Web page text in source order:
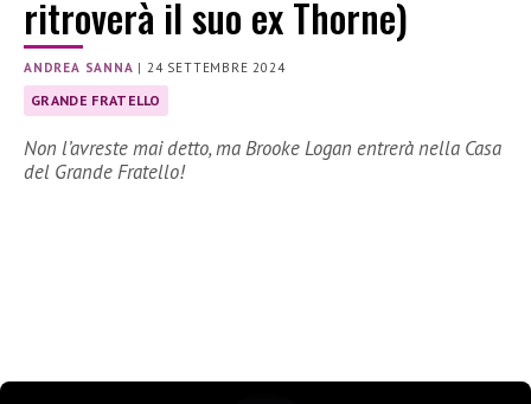
ritroverà il suo ex Thorne)
ANDREA SANNA |24 SETTEMBRE 2024
GRANDE FRATELLO
Non l’avreste mai detto, ma Brooke Logan entrerà nella Casa
del Grande Fratello!